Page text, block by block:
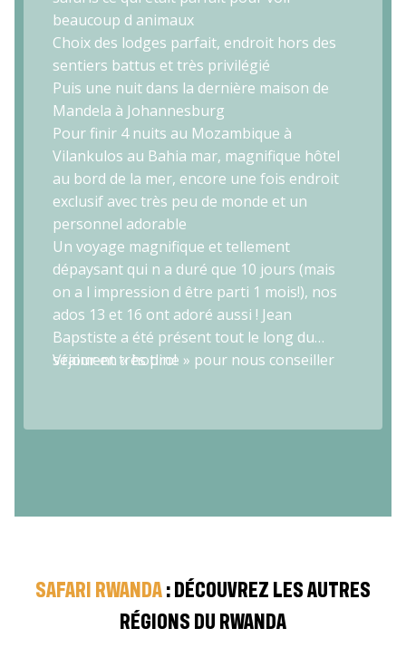
beaucoup d animaux
Choix des lodges parfait, endroit hors des
sentiers battus et très privilégié
Puis une nuit dans la dernière maison de
Mandela à Johannesburg
Pour finir 4 nuits au Mozambique à
Vilankulos au Bahia mar, magnifique hôtel
au bord de la mer, encore une fois endroit
exclusif avec très peu de monde et un
personnel adorable
Un voyage magnifique et tellement
dépaysant qui n a duré que 10 jours (mais
on a l impression d être parti 1 mois!), nos
ados 13 et 16 ont adoré aussi ! Jean
Bapstiste a été présent tout le long du
séjour en « hotline » pour nous conseiller
Vraiment très pro!
SAFARI RWANDA : DÉCOUVREZ LES AUTRES
RÉGIONS DU RWANDA